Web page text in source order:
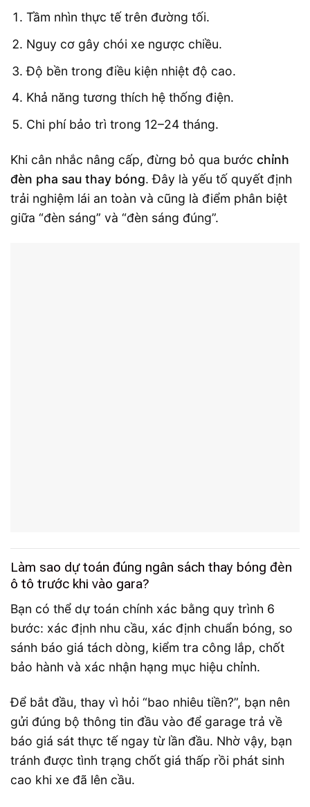
Tầm nhìn thực tế trên đường tối.
Nguy cơ gây chói xe ngược chiều.
Độ bền trong điều kiện nhiệt độ cao.
Khả năng tương thích hệ thống điện.
Chi phí bảo trì trong 12–24 tháng.
Khi cân nhắc nâng cấp, đừng bỏ qua bước chỉnh
đèn pha sau thay bóng. Đây là yếu tố quyết định
trải nghiệm lái an toàn và cũng là điểm phân biệt
giữa “đèn sáng” và “đèn sáng đúng”.
Làm sao dự toán đúng ngân sách thay bóng đèn
ô tô trước khi vào gara?
Bạn có thể dự toán chính xác bằng quy trình 6
bước: xác định nhu cầu, xác định chuẩn bóng, so
sánh báo giá tách dòng, kiểm tra công lắp, chốt
bảo hành và xác nhận hạng mục hiệu chỉnh.
Để bắt đầu, thay vì hỏi “bao nhiêu tiền?”, bạn nên
gửi đúng bộ thông tin đầu vào để garage trả về
báo giá sát thực tế ngay từ lần đầu. Nhờ vậy, bạn
tránh được tình trạng chốt giá thấp rồi phát sinh
cao khi xe đã lên cầu.